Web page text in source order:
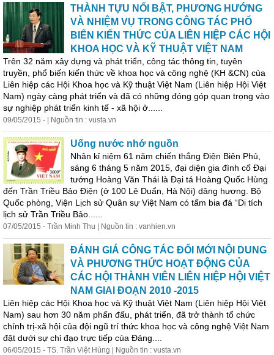
THÀNH TỰU NỔI BẬT, PHƯƠNG HƯỚNG
VÀ NHIỆM VỤ TRONG CÔNG TÁC PHỔ
BIẾN KIẾN THỨC CỦA LIÊN HIỆP CÁC HỘI
KHOA HỌC VÀ KỸ THUẬT VIỆT NAM
Trên 32 năm xây dựng và phát triển, công tác thông tin, tuyên
truyền, phổ biến kiến thức về khoa học và công nghệ (KH &CN) của
Liên hiệp các Hội Khoa học và Kỹ thuật Việt Nam (Liên hiệp Hội Việt
Nam) ngày càng phát triển và đã có những đóng góp quan trọng vào
sự nghiệp phát triển kinh tế - xã hội ở......
09/05/2015 - | Nguồn tin : vusta.vn
Uống nước nhớ nguồn
Nhân kỉ niệm 61 năm chiến thắng Điện Biên Phủ,
sáng 6 tháng 5 năm 2015, đại diện gia đình cố Đại
tướng Hoàng Văn Thái là Đại tá Hoàng Quốc Hùng
đến Trần Triều Bảo Điện (ở 100 Lê Duẩn, Hà Nội) dâng hương. Bộ
Quốc phòng, Viện Lịch sử Quân sự Việt Nam có tấm bia đá “Di tích
lịch sử Trần Triều Bảo......
07/05/2015 - Trần Minh Thu | Nguồn tin : vanhien.vn
ĐÁNH GIÁ CÔNG TÁC ĐỔI MỚI NỘI DUNG
VÀ PHƯƠNG THỨC HOẠT ĐỘNG CỦA
CÁC HỘI THÀNH VIÊN LIÊN HIỆP HỘI VIỆT
NAM GIAI ĐOẠN 2010 -2015
Liên hiệp các Hội Khoa học và Kỹ thuật Việt Nam (Liên hiệp Hội Việt
Nam) sau hơn 30 năm phấn đấu, phát triển, đã trở thành tổ chức
chính trị-xã hội của đội ngũ trí thức khoa học và công nghệ Việt Nam
đặt dưới sự chỉ đạo trực tiếp của Đảng....
06/05/2015 - TS. Trần Việt Hùng | Nguồn tin : vusta.vn